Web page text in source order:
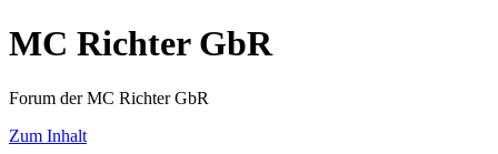
MC Richter GbR
Forum der MC Richter GbR
Zum Inhalt